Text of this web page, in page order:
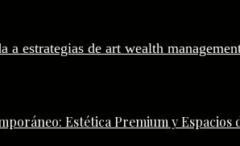
Estética Premium y Espacios